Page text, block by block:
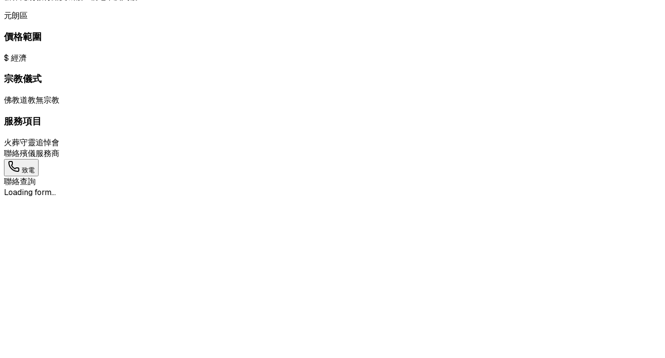
元朗區
價格範圍
$ 經濟
宗教儀式
佛教道教無宗教
服務項目
火葬守靈追悼會
聯絡殯儀服務商
致電
聯絡查詢
Loading form...